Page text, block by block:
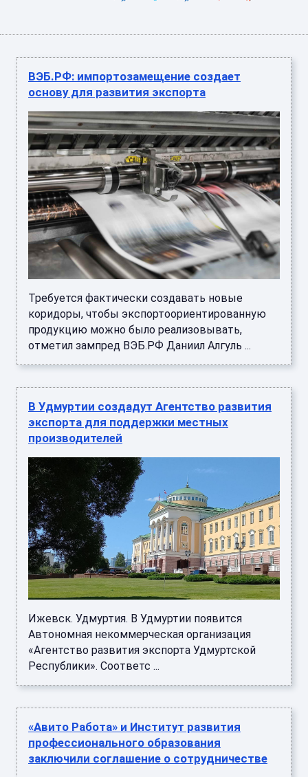
ВЭБ.РФ: импортозамещение создает
основу для развития экспорта
Требуется фактически создавать новые
коридоры, чтобы экспортоориентированную
продукцию можно было реализовывать,
отметил зампред ВЭБ.РФ Даниил Алгуль ...
В Удмуртии создадут Агентство развития
экспорта для поддержки местных
производителей
Ижевск. Удмуртия. В Удмуртии появится
Автономная некоммерческая организация
«Агентство развития экспорта Удмуртской
Республики». Соответс ...
«Авито Работа» и Институт развития
профессионального образования
заключили соглашение о сотрудничестве